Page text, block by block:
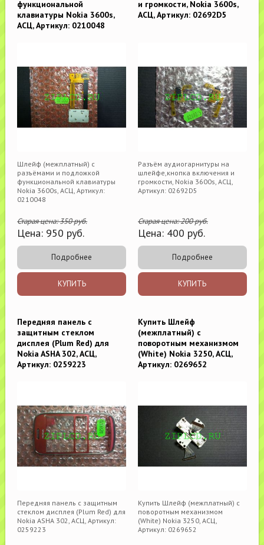
функциональной
клавиатуры Nokia 3600s,
АСЦ, Артикул: 0210048
Шлейф (межплатный) с
разъёмами и подложкой
функциональной клавиатуры
Nokia 3600s, АСЦ, Артикул:
0210048
Старая цена:350руб.
Цена: 950 руб.
Подробнее
КУПИТЬ
и громкости, Nokia 3600s,
АСЦ, Артикул: 02692D5
Разъём аудиогарнитуры на
шлейфе,кнопка включения и
громкости, Nokia 3600s, АСЦ,
Артикул: 02692D5
Старая цена:200руб.
Цена: 400 руб.
Подробнее
КУПИТЬ
Передняя панель с
защитным стеклом
дисплея (Plum Red) для
Nokia ASHA 302, АСЦ,
Артикул: 0259223
Передняя панель с защитным
стеклом дисплея (Plum Red) для
Nokia ASHA 302, АСЦ, Артикул:
0259223
Купить Шлейф
(межплатный) с
поворотным механизмом
(White) Nokia 3250, АСЦ,
Артикул: 0269652
Купить Шлейф (межплатный) с
поворотным механизмом
(White) Nokia 3250, АСЦ,
Артикул: 0269652